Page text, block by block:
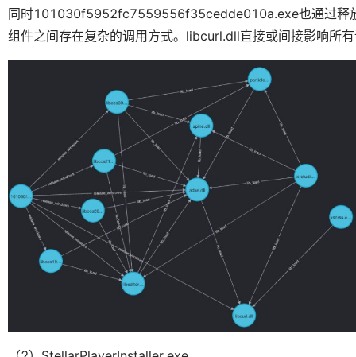
同时101030f5952fc7559556f35cedde010a.exe也通过释
组件之间存在复杂的调用方式。libcurl.dll直接或间接影响所